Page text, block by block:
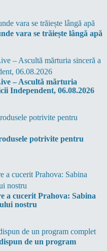
vara se trăiește lângă apă
– Ascultă mărturia
Independent, 06.08.2026
potrivite pentru
a cucerit Prahova: Sabina
nostru
de un program